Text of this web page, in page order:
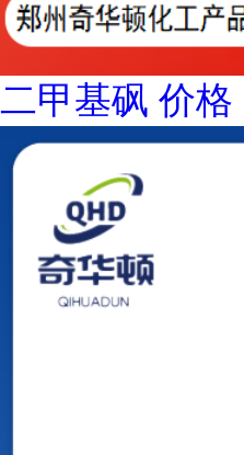
二甲基砜 价格